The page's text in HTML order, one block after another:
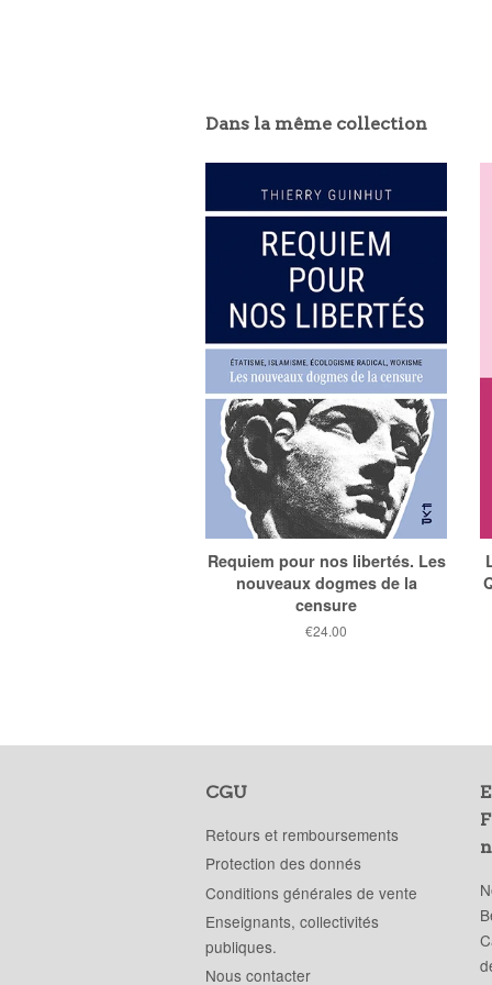
Dans la même collection
Requiem pour nos libertés. Les
nouveaux dogmes de la
censure
Prix
€24.00
CGU
Retours et remboursements
Protection des donnés
Conditions générales de vente
Enseignants, collectivités
publiques.
Nous contacter